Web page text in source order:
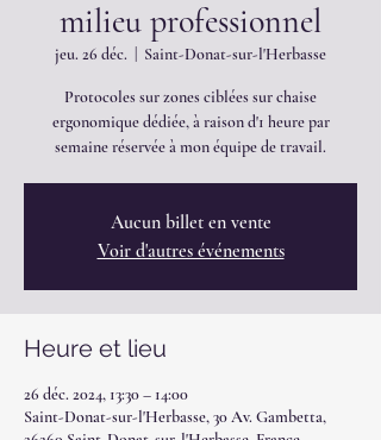
milieu professionnel
jeu. 26 déc. Saint-Donat-sur-l'Herbasse
Protocoles sur zones ciblées sur chaise
ergonomique dédiée, à raison d'1 heure par
semaine réservée à mon équipe de travail.
Aucun billet en vente
Voir d'autres événements
Heure et lieu
26 déc. 2024, 13:30 – 14:00
Saint-Donat-sur-l'Herbasse, 30 Av. Gambetta,